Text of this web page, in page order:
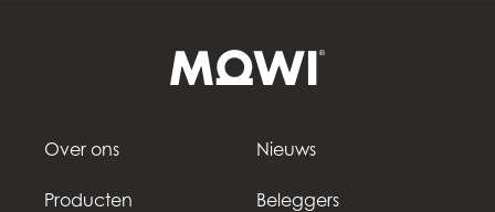
Over ons
Producten
Nieuws
Beleggers